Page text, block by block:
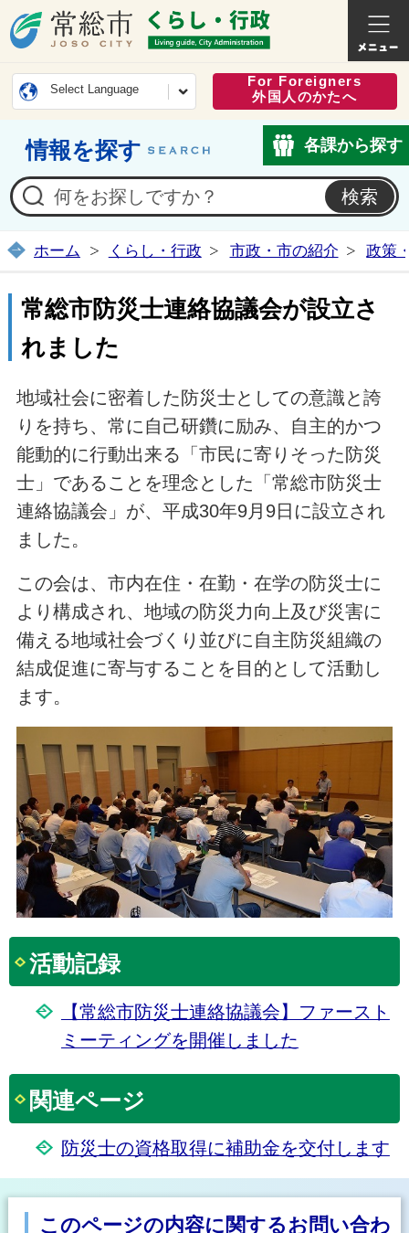
常総市公式ホームページ
くらし
Select Language
For Foreigners
外国人のかたへ
情報を探す 各課から探す
ホーム くらし・行政 市政・市の紹介 政策
常総市防災士連絡協議会が設立さ
れました
地域社会に密着した防災士としての意識と誇
りを持ち、常に自己研鑽に励み、自主的かつ
能動的に行動出来る「市民に寄りそった防災
士」であることを理念とした「常総市防災士
連絡協議会」が、平成30年9月9日に設立され
ました。
この会は、市内在住・在勤・在学の防災士に
より構成され、地域の防災力向上及び災害に
備える地域社会づくり並びに自主防災組織の
結成促進に寄与することを目的として活動し
ます。
活動記録
【常総市防災士連絡協議会】ファースト
ミーティングを開催しました
関連ページ
防災士の資格取得に補助金を交付します
このページの内容に関するお問い合わ